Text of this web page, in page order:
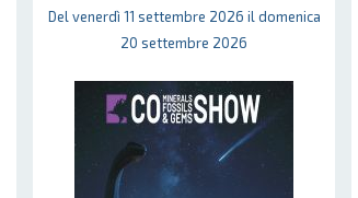
Del venerdì 11 settembre 2026 il domenica
20 settembre 2026